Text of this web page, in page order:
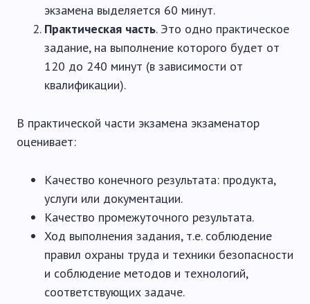
экзамена выделяется 60 минут.
Практическая часть. Это одно практическое
задание, на выполнение которого будет от
120 до 240 минут (в зависимости от
квалификации).
В практической части экзамена экзаменатор
оценивает:
Качество конечного результата: продукта,
услуги или документации.
Качество промежуточного результата.
Ход выполнения задания, т.е. соблюдение
правил охраны труда и техники безопасности
и соблюдение методов и технологий,
соответствующих задаче.